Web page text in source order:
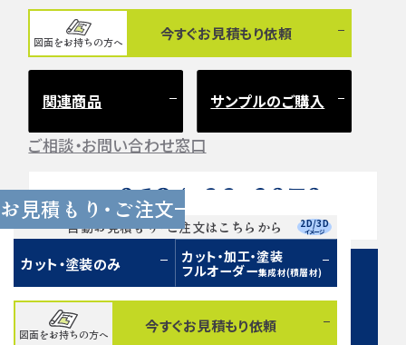
お見積もり・ご注文
自動お見積もり・ご注文はこちらから
カット・塗装のみ
カット・加工・塗装
フルオーダー集成材(積層材)
2D/3D
イメージ
図面をお持ちの方へ 今すぐお見積もり依頼
図面をお持ちの方へ 今すぐお見積もり依頼
関連商品 サンプルのご購入
ご相談・お問い合わせ窓口
Tel. 0584-33-2070
営業時間 9:00〜17:00（土日祝 定休）
お問い合わせフォーム